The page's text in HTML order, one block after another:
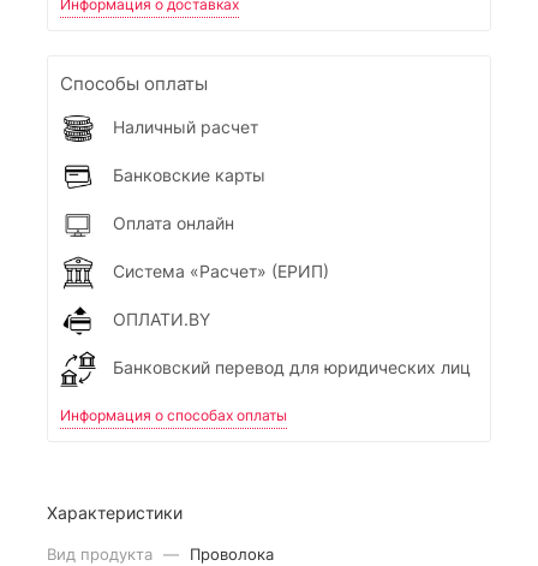
Информация о доставках
Способы оплаты
Наличный расчет
Банковские карты
Оплата онлайн
Система «Расчет» (ЕРИП)
ОПЛАТИ.BY
Банковский перевод для юридических лиц
Информация о способах оплаты
Характеристики
Вид продукта —
Проволока